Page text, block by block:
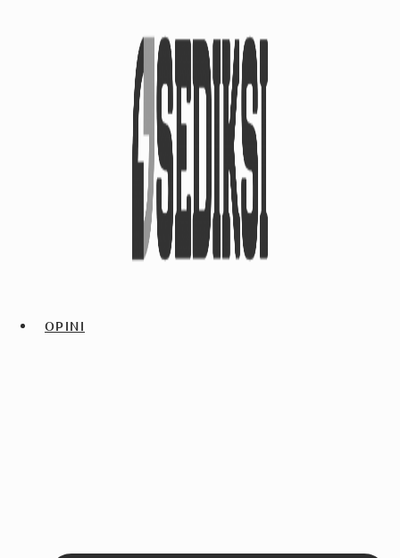
OPINI